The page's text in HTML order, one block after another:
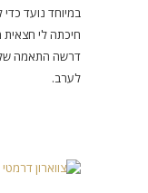
במיוחד נועד
חיכתה לי
דרשה התאמה של
לערב.